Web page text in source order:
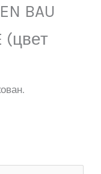
BAU
(цвет